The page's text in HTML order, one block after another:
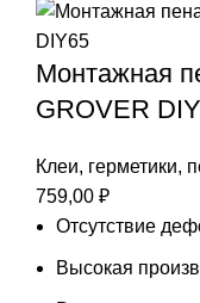
Монтажная
GROVER
Клеи, герметики,
759,00 ₽
Отсутствие
Высокая